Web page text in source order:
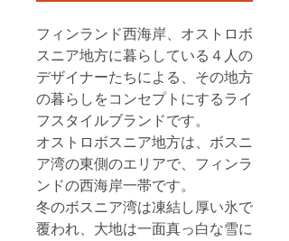
フィンランド西海岸、オストロボ
スニア地方に暮らしている４人の
デザイナーたちによる、その地方
の暮らしをコンセプトにするライ
フスタイルブランドです。
オストロボスニア地方は、ボスニ
ア湾の東側のエリアで、フィンラ
ンドの西海岸一帯です。
冬のボスニア湾は凍結し厚い氷で
覆われ、大地は一面真っ白な雪に